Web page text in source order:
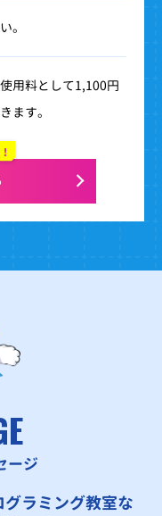
。
用料として1,100円
ます。
ージ
ラミング教室な